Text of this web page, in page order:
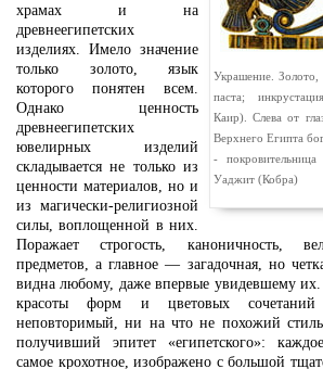
Украшение. Золото,
паста;
Каир). Слева от
Верхнего Египта
-
Уаджит (Кобра)
храмах и на
древнеегипетских
изделиях. Имело значение
только золото, язык
которого понятен всем.
Однако ценность
древнеегипетских
ювелирных изделий
складывается не только из
ценности материалов, но и
из магически-религиозной
силы, воплощенной в них.
Поражает строгость, каноничность,
предметов, а главное — загадочная, но
видна любому, даже впервые увидевшему их.
красоты форм и цветовых
неповторимый, ни на что не похожий
получивший эпитет «египетского»:
самое крохотное, изображено с большой